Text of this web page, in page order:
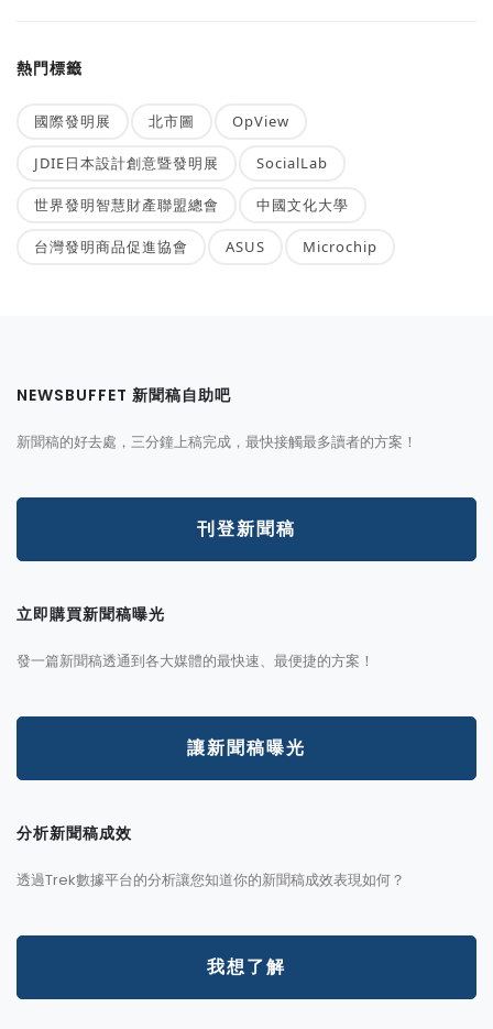
熱門標籤
國際發明展 北市圖 OpView
JDIE日本設計創意暨發明展 SocialLab
世界發明智慧財產聯盟總會 中國文化大學
台灣發明商品促進協會 ASUS Microchip
NEWSBUFFET 新聞稿自助吧
新聞稿的好去處，三分鐘上稿完成，最快接觸最多讀者的方案！
刊登新聞稿
立即購買新聞稿曝光
發一篇新聞稿透通到各大媒體的最快速、最便捷的方案！
讓新聞稿曝光
分析新聞稿成效
透過Trek數據平台的分析讓您知道你的新聞稿成效表現如何？
我想了解